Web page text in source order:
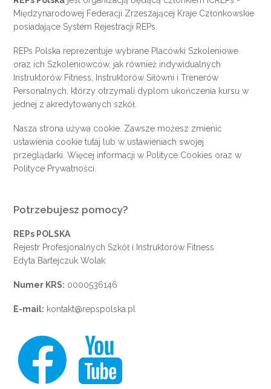
Międzynarodowej Federacji Zrzeszającej Kraje Członkowskie
posiadające System Rejestracji REPs.
REPs Polska reprezentuje wybrane Placówki Szkoleniowe
oraz ich Szkoleniowców, jak również indywidualnych
Instruktorów Fitness, Instruktorów Siłowni i Trenerów
Personalnych, którzy otrzymali dyplom ukończenia kursu w
jednej z akredytowanych szkół.
Nasza strona używa cookie. Zawsze możesz zmienić
ustawienia cookietutaj lub w ustawieniach swojej
przeglądarki. Więcej informacji w Polityce Cookies oraz w
Polityce Prywatności
Potrzebujesz pomocy?
REPs POLSKA
Rejestr Profesjonalnych Szkół i Instruktorów Fitness
Edyta Bartejczuk Wolak
Numer KRS: 0000536146
E-mail: kontakt@repspolska.pl